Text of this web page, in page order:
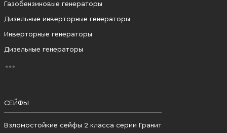
Газобензиновые генераторы
Дизельные инверторные генераторы
Инверторные генераторы
Дизельные генераторы
СЕЙФЫ
Взломостойкие сейфы 2 класса серии Гранит